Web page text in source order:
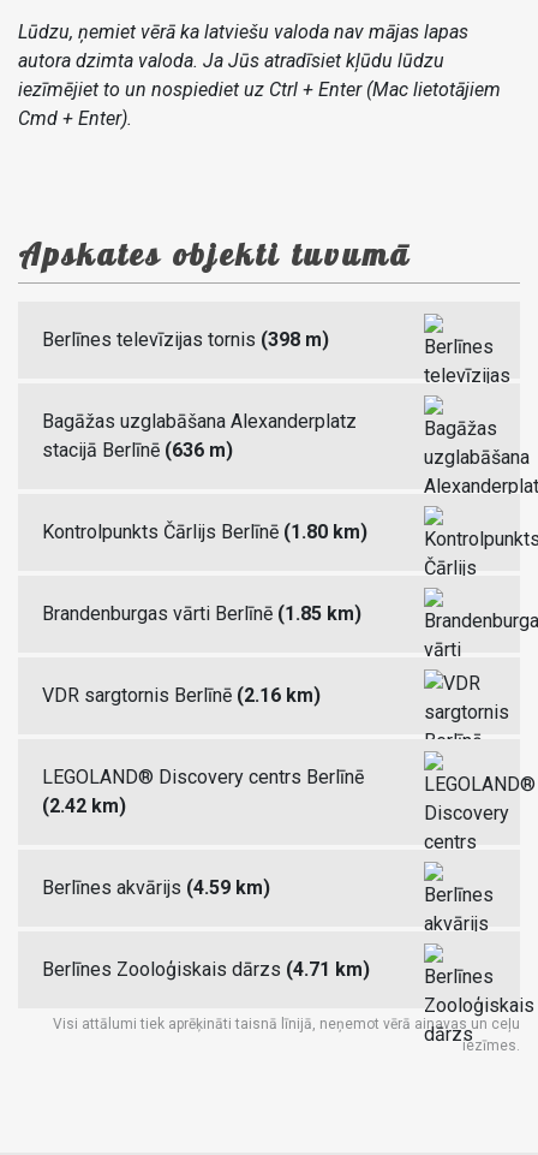
Lūdzu, ņemiet vērā ka latviešu valoda nav mājas lapas
autora dzimta valoda. Ja Jūs atradīsiet kļūdu lūdzu
iezīmējiet to un nospiediet uz Ctrl + Enter (Mac lietotājiem
Cmd + Enter).
Apskates objekti tuvumā
Berlīnes televīzijas tornis (398 m)
Bagāžas uzglabāšana Alexanderplatz
stacijā Berlīnē (636 m)
Kontrolpunkts Čārlijs Berlīnē (1.80 km)
Brandenburgas vārti Berlīnē (1.85 km)
VDR sargtornis Berlīnē (2.16 km)
LEGOLAND® Discovery centrs Berlīnē
(2.42 km)
Berlīnes akvārijs (4.59 km)
Berlīnes Zooloģiskais dārzs (4.71 km)
Visi attālumi tiek aprēķināti taisnā līnijā, neņemot vērā ainavas un ceļu
iezīmes.